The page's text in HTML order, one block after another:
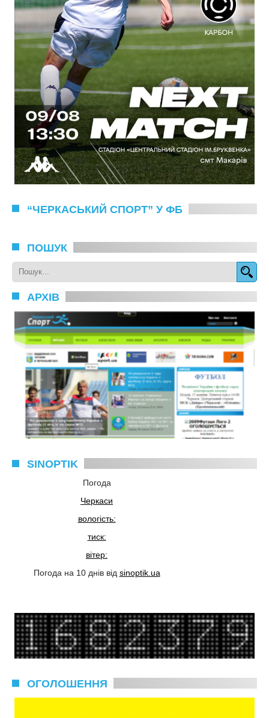
“ЧЕРКАСЬКИЙ СПОРТ” У ФБ
ПОШУК
АРХІВ
SINOPTIK
Погода
Черкаси
вологість:
тиск:
вітер:
Погода на 10 днів від sinoptik.ua
ОГОЛОШЕННЯ